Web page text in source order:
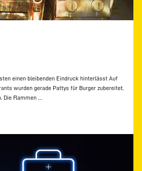
einen bleibenden Eindruck hinterlässt Auf
wurden gerade Pattys für Burger zubereitet,
Die Flammen …